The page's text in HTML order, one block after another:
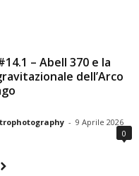
– Abell 370 e la
dell’Arco
- 9 Aprile 2026
0